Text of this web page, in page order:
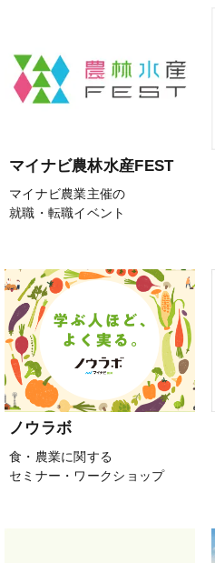
マイナビ農林水産FEST
マイナビ農業主催の
就職・転職イベント
ノウラボ
食・農業に関する
セミナー・ワークショップ